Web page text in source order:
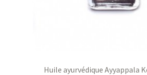
Huile ayurvédique Ayyappala